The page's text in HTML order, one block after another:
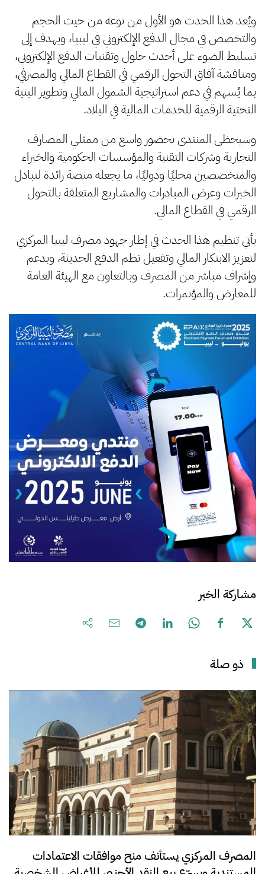
ويُعد هذا الحدث هو الأول من نوعه من حيث الحجم
والتخصص في مجال الدفع الإلكتروني في ليبيا، ويهدف إلى
تسليط الضوء على أحدث حلول وتقنيات الدفع الإلكتروني،
ومناقشة آفاق التحول الرقمي في القطاع المالي والمصرفي،
بما يُسهم في دعم استراتيجية الشمول المالي وتطوير البنية
التحتية الرقمية للخدمات المالية في البلاد.
وسيحظى المنتدى بحضور واسع من ممثلي المصارف
التجارية وشركات التقنية والمؤسسات الحكومية والخبراء
والمتخصصين محليًا ودوليًا، ما يجعله منصة رائدة لتبادل
الخبرات وعرض المبادرات والمشاريع المتعلقة بالتحول
الرقمي في القطاع المالي.
يأتي تنظيم هذا الحدث في إطار جهود مصرف ليبيا المركزي
لتعزيز الابتكار المالي وتفعيل نظم الدفع الحديثة، وبدعم
وإشراف مباشر من المصرف وبالتعاون مع الهيئة العامة
للمعارض والمؤتمرات.
مشاركة الخبر
ذو صلة
المصرف المركزي يستأنف منح موافقات الاعتمادات